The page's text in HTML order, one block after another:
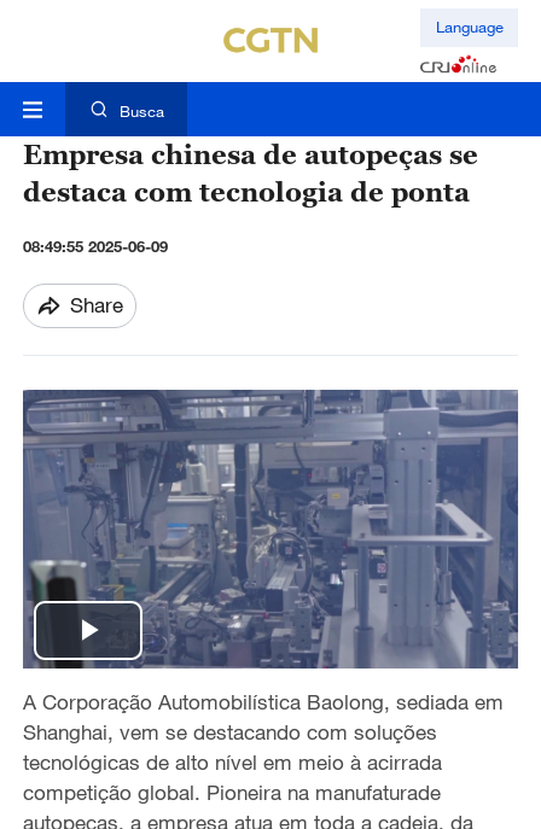
Language
Busca
Empresa chinesa de autopeças se
destaca com tecnologia de ponta
08:49:55 2025-06-09
Share
P
l
a
y
A Corporação Automobilística Baolong, sediada em
Shanghai, vem se destacando com soluções
tecnológicas de alto nível em meio à acirrada
competição global. Pioneira na manufaturade
autopeças, a empresa atua em toda a cadeia, da